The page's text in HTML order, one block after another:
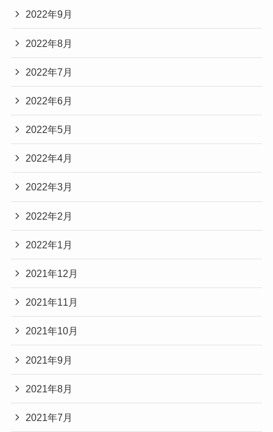
2022年9月
2022年8月
2022年7月
2022年6月
2022年5月
2022年4月
2022年3月
2022年2月
2022年1月
2021年12月
2021年11月
2021年10月
2021年9月
2021年8月
2021年7月